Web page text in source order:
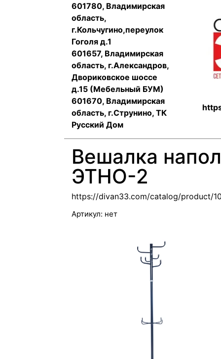
601780, Владимирская
область,
г.Кольчугино,переулок
Гоголя д.1
601657, Владимирская
область, г.Александров,
Двориковское шоссе
д.15 (Мебельный БУМ)
601670, Владимирская
область, г.Струнино, ТК
Русский Дом
Вешалка
ЭТНО-2
https://divan33.com/catalog/product/
Артикул: нет